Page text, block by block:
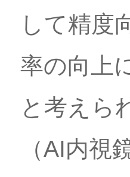
して精度
率の向上
と考えら
（AI内